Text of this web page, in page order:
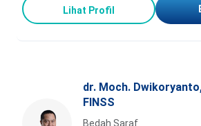
Lihat Profil
dr. Moch.
FINSS
Bedah Saraf